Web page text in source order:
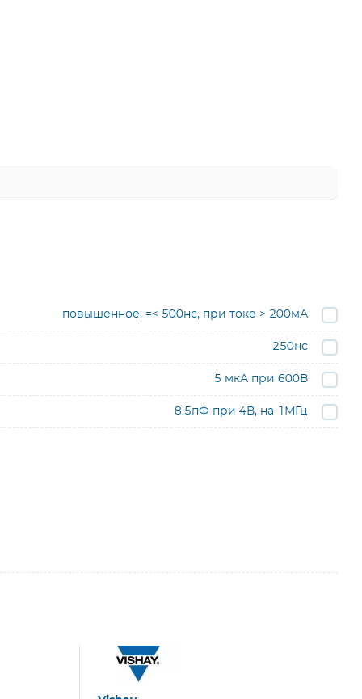
повышенное, =< 500нс, при токе > 200мА
250нс
5 мкА при 600В
8.5пФ при 4В, на 1МГц